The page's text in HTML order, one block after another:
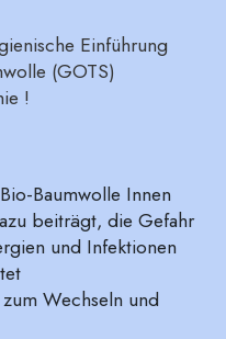
Einführung
(GOTS)
!
Baumwolle Innen
beiträgt, die Gefahr
und Infektionen
Wechseln und